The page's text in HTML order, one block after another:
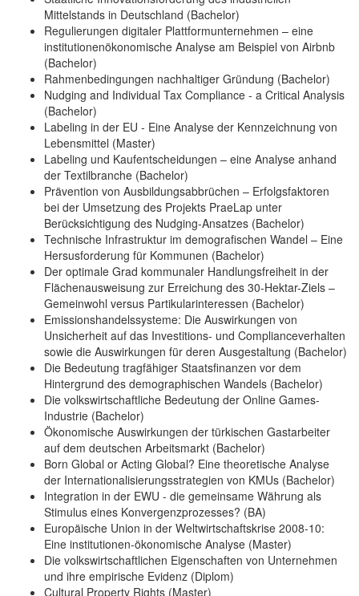
Mittelstands in Deutschland (Bachelor)
Regulierungen digitaler Plattformunternehmen – eine
institutionenökonomische Analyse am Beispiel von Airbnb
(Bachelor)
Rahmenbedingungen nachhaltiger Gründung (Bachelor)
Nudging and Individual Tax Compliance - a Critical Analysis
(Bachelor)
Labeling in der EU - Eine Analyse der Kennzeichnung von
Lebensmittel (Master)
Labeling und Kaufentscheidungen – eine Analyse anhand
der Textilbranche (Bachelor)
Prävention von Ausbildungsabbrüchen – Erfolgsfaktoren
bei der Umsetzung des Projekts PraeLap unter
Berücksichtigung des Nudging-Ansatzes (Bachelor)
Technische Infrastruktur im demografischen Wandel – Eine
Hersusforderung für Kommunen (Bachelor)
Der optimale Grad kommunaler Handlungsfreiheit in der
Flächenausweisung zur Erreichung des 30-Hektar-Ziels –
Gemeinwohl versus Partikularinteressen (Bachelor)
Emissionshandelssysteme: Die Auswirkungen von
Unsicherheit auf das Investitions- und Complianceverhalten
sowie die Auswirkungen für deren Ausgestaltung (Bachelor)
Die Bedeutung tragfähiger Staatsfinanzen vor dem
Hintergrund des demographischen Wandels (Bachelor)
Die volkswirtschaftliche Bedeutung der Online Games-
Industrie (Bachelor)
Ökonomische Auswirkungen der türkischen Gastarbeiter
auf dem deutschen Arbeitsmarkt (Bachelor)
Born Global or Acting Global? Eine theoretische Analyse
der Internationalisierungsstrategien von KMUs (Bachelor)
Integration in der EWU - die gemeinsame Währung als
Stimulus eines Konvergenzprozesses? (BA)
Europäische Union in der Weltwirtschaftskrise 2008-10:
Eine institutionen-ökonomische Analyse (Master)
Die volkswirtschaftlichen Eigenschaften von Unternehmen
und ihre empirische Evidenz (Diplom)
Cultural Property Rights (Master)